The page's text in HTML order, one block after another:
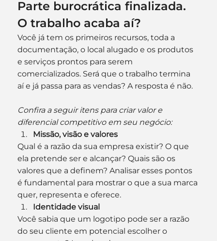
Parte burocrática finalizada.
O trabalho acaba aí?
Você já tem os primeiros recursos, toda a
documentação, o local alugado e os produtos
e serviços prontos para serem
comercializados. Será que o trabalho termina
aí e já passa para as vendas? A resposta é não.
Confira a seguir itens para criar valor e
diferencial competitivo em seu negócio:
Missão, visão e valores
Qual é a razão da sua empresa existir? O que
ela pretende ser e alcançar? Quais são os
valores que a definem? Analisar esses pontos
é fundamental para mostrar o que a sua marca
quer, representa e oferece.
Identidade visual
Você sabia que um logotipo pode ser a razão
do seu cliente em potencial escolher o